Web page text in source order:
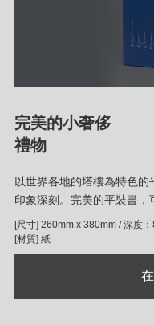
完美的小奢侈
禮物
以世界各地的塔樓為特色
印象深刻。完美的平裝書，
[尺寸] 260mm x 380mm / 深度
[材質] 紙